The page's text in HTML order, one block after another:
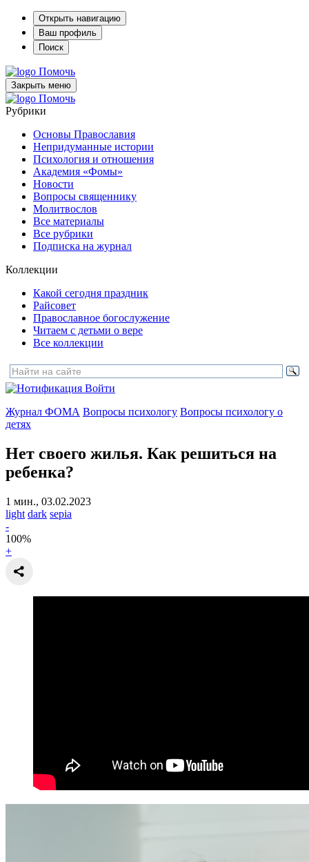
Открыть навигацию
Ваш профиль
Поиск
Помочь
Закрыть меню
Помочь
Рубрики
Основы Православия
Непридуманные истории
Психология и отношения
Академия «Фомы»
Новости
Вопросы священнику
Молитвослов
Все материалы
Все рубрики
Подписка на журнал
Коллекции
Какой сегодня праздник
Райсовет
Православное богослужение
Читаем с детьми о вере
Все коллекции
Войти
Журнал ФОМА Вопросы психологу Вопросы психологу о
детях
Нет своего жилья. Как решиться на
ребенка?
1 мин., 03.02.2023
light dark sepia
-
100%
+